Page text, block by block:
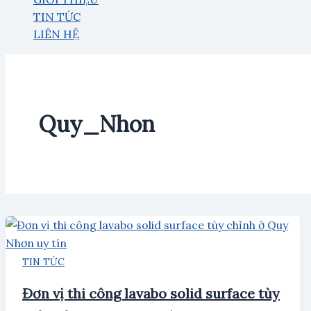
TIN TỨC
LIÊN HỆ
Quy_Nhon
TIN TỨC
Đơn vị thi công lavabo solid surface tùy